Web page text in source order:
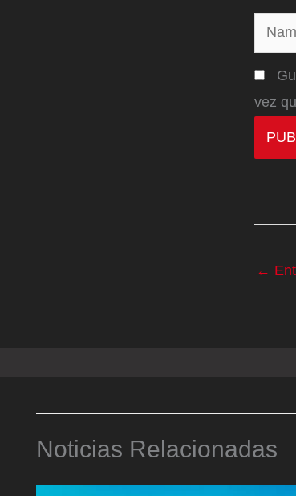
Name*
vez
←
Noticias Relacionadas